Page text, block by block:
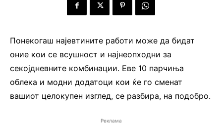
Понекогаш најевтините работи може да бидат
оние кои се всушност и најнеопходни за
секојдневните комбинации. Еве 10 парчиња
облека и модни додатоци кои ќе го сменат
вашиот целокупен изглед, се разбира, на подобро.
Реклама